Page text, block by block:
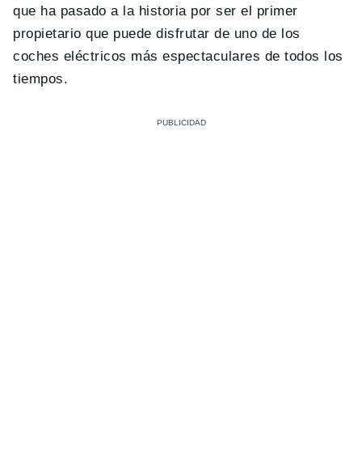
que ha pasado a la historia por ser el primer
propietario que puede disfrutar de uno de los
coches eléctricos más espectaculares de todos los
tiempos.